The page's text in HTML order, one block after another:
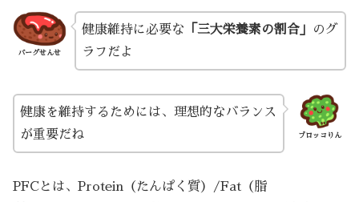
バーグせんせ
健康維持に必要な 「三大栄養素の割合」
のグ
ラフだよ
ブロッコりん
健康を維持するためには、理想的なバランス
が重要だね
PFCとは、Protein（たんぱく質）/Fat（脂